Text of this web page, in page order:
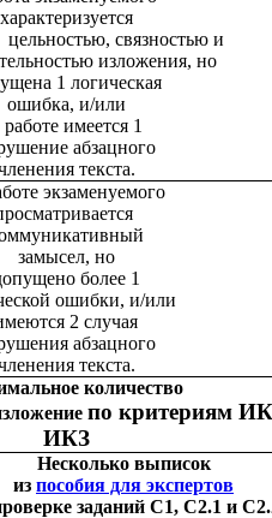
характеризуется
связностью и
изложения, но
1 логическая
ошибка, и/или
работе имеется 1
абзацного
текста.
экзаменуемого
замысел, но
более 1
ошибки, и/или
2 случая
абзацного
текста.
количество
по критериям
ИКЗ
Несколько выписок
из пособия для экспертов
заданий С1, С2.1 и